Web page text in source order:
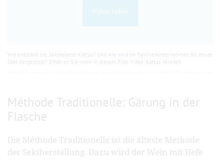
Video laden
Wie entstand die Sektkellerei Kattus? Und wie wird im Familienunternehmen bis heute
Sekt hergestellt? Erfahren Sie mehr in diesem Film. Video: Kattus Vertrieb
Méthode Traditionelle: Gärung in der
Flasche
Die Méthode Traditionelle ist die älteste Methode
der Sektherstellung. Dazu wird der Wein mit Hefe